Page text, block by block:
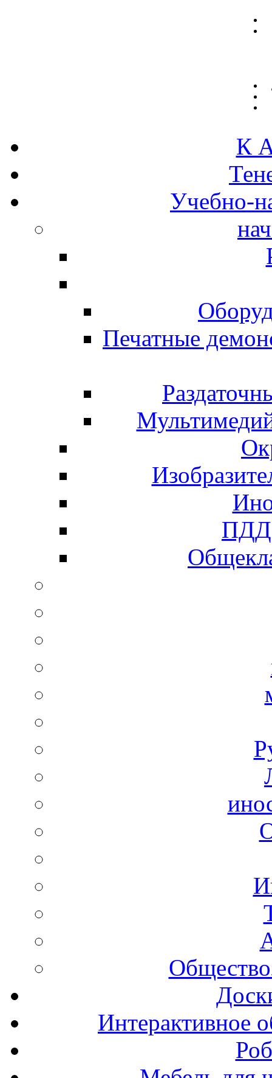
К
Учебно-
Печатные
ПДД
Интерактивное